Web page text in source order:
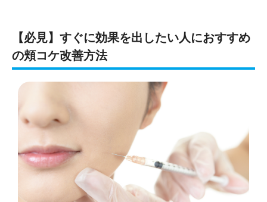
【必見】すぐに効果を出したい人におすすめ
の頬コケ改善方法